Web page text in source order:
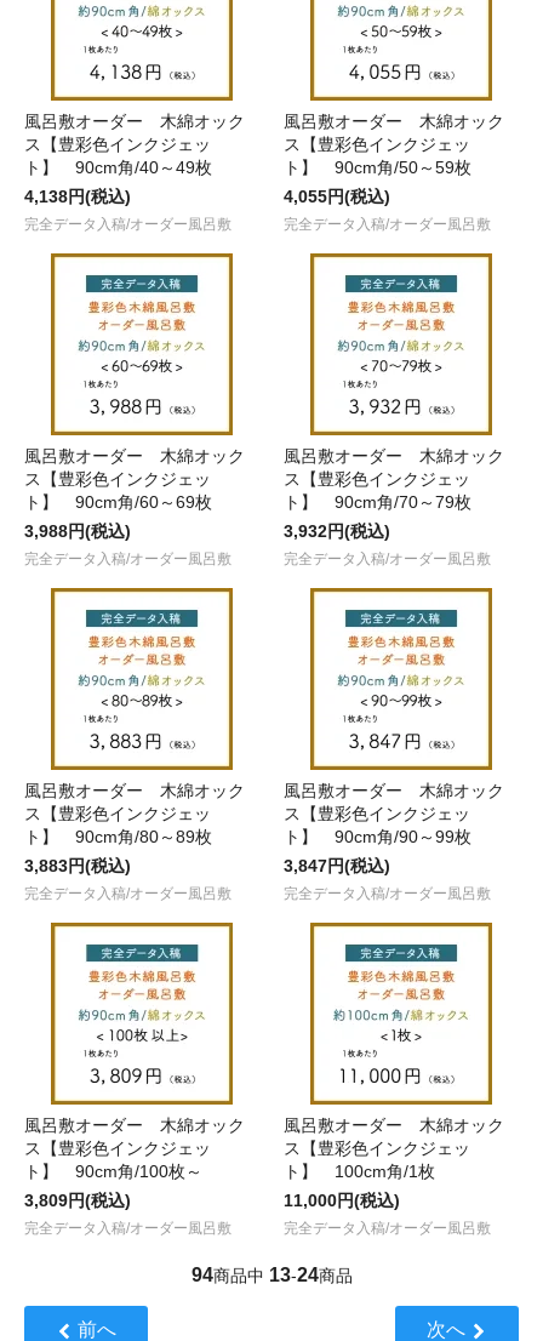
風呂敷オーダー 木綿オック
ス【豊彩色インクジェッ
ト】 90cm角/40～49枚
4,138円(税込)
完全データ入稿/オーダー風呂敷
風呂敷オーダー 木綿オック
ス【豊彩色インクジェッ
ト】 90cm角/50～59枚
4,055円(税込)
完全データ入稿/オーダー風呂敷
風呂敷オーダー 木綿オック
ス【豊彩色インクジェッ
ト】 90cm角/60～69枚
3,988円(税込)
完全データ入稿/オーダー風呂敷
風呂敷オーダー 木綿オック
ス【豊彩色インクジェッ
ト】 90cm角/70～79枚
3,932円(税込)
完全データ入稿/オーダー風呂敷
風呂敷オーダー 木綿オック
ス【豊彩色インクジェッ
ト】 90cm角/80～89枚
3,883円(税込)
完全データ入稿/オーダー風呂敷
風呂敷オーダー 木綿オック
ス【豊彩色インクジェッ
ト】 90cm角/90～99枚
3,847円(税込)
完全データ入稿/オーダー風呂敷
風呂敷オーダー 木綿オック
ス【豊彩色インクジェッ
ト】 90cm角/100枚～
3,809円(税込)
完全データ入稿/オーダー風呂敷
風呂敷オーダー 木綿オック
ス【豊彩色インクジェッ
ト】 100cm角/1枚
11,000円(税込)
完全データ入稿/オーダー風呂敷
94商品中 13-24商品
前へ 次へ